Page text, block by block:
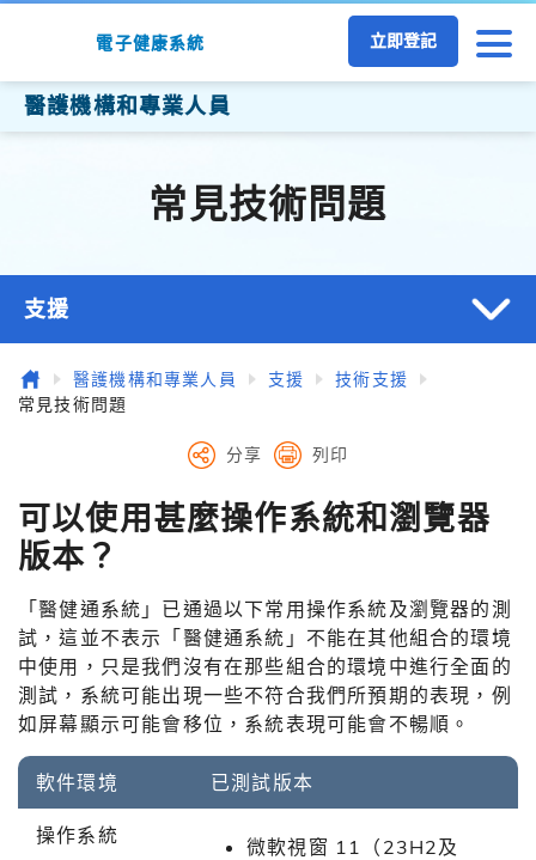
電子健康系統 立即登記
醫護機構和專業人員
常見技術問題
支援
主頁醫護機構和專業人員 支援
技術支援
常見技術問題
分享 列印
可以使用甚麼操作系統和瀏覽器
版本？
「醫健通系統」已通過以下常用操作系統及瀏覽器的測
試，這並不表示「醫健通系統」不能在其他組合的環境
中使用，只是我們沒有在那些組合的環境中進行全面的
測試，系統可能出現一些不符合我們所預期的表現，例
如屏幕顯示可能會移位，系統表現可能會不暢順。
軟件環境 已測試版本
操作系統
微軟視窗 11（23H2及